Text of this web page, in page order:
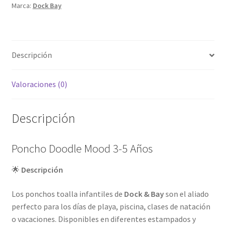
Marca: Dock Bay
Descripción
Valoraciones (0)
Descripción
Poncho Doodle Mood 3-5 Años
🌟 Descripción
Los ponchos toalla infantiles de Dock & Bayson el aliado
perfecto para los días de playa, piscina, clases de natación
o vacaciones. Disponibles en diferentes estampados y